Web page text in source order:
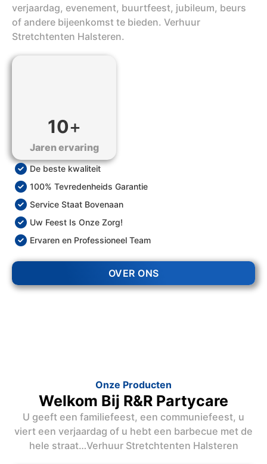
verjaardag, evenement, buurtfeest, jubileum, beurs
of andere bijeenkomst te bieden. Verhuur
Stretchtenten Halsteren.
10+
Jaren ervaring
De beste kwaliteit
100% Tevredenheids Garantie
Service Staat Bovenaan
Uw Feest Is Onze Zorg!
Ervaren en Professioneel Team
OVER ONS
Onze Producten
Welkom Bij R&R Partycare
U geeft een familiefeest, een communiefeest, u
viert een verjaardag of u hebt een barbecue met de
hele straat…Verhuur Stretchtenten Halsteren